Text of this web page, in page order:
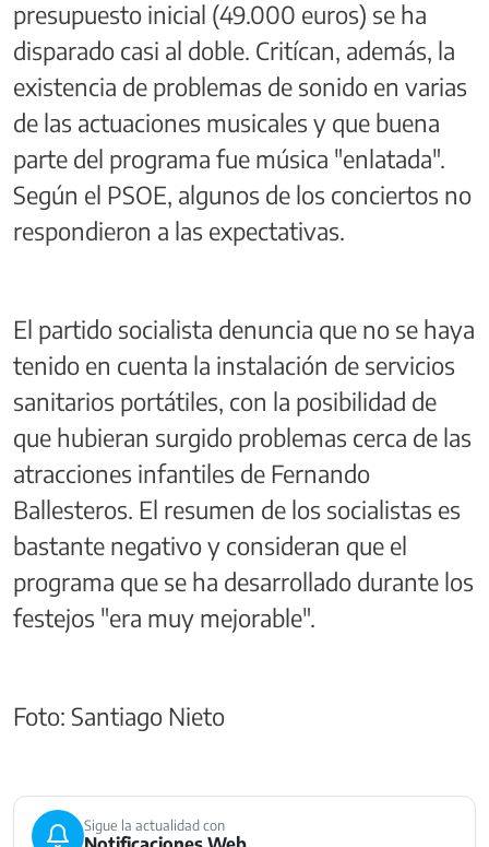
presupuesto inicial (49.000 euros) se ha
disparado casi al doble. Critícan, además, la
existencia de problemas de sonido en varias
de las actuaciones musicales y que buena
parte del programa fue música "enlatada".
Según el PSOE, algunos de los conciertos no
respondieron a las expectativas.
El partido socialista denuncia que no se haya
tenido en cuenta la instalación de servicios
sanitarios portátiles, con la posibilidad de
que hubieran surgido problemas cerca de las
atracciones infantiles de Fernando
Ballesteros. El resumen de los socialistas es
bastante negativo y consideran que el
programa que se ha desarrollado durante los
festejos "era muy mejorable".
Foto: Santiago Nieto
Sigue la actualidad con